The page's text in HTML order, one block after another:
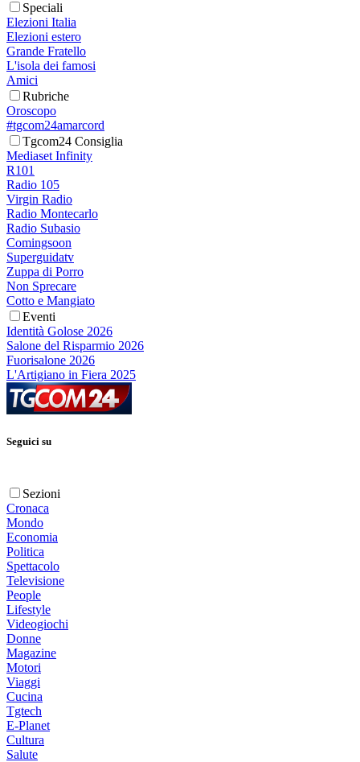
Speciali
Elezioni Italia
Elezioni estero
Grande Fratello
L'isola dei famosi
Amici
Rubriche
Oroscopo
#tgcom24amarcord
Tgcom24 Consiglia
Mediaset Infinity
R101
Radio 105
Virgin Radio
Radio Montecarlo
Radio Subasio
Comingsoon
Superguidatv
Zuppa di Porro
Non Sprecare
Cotto e Mangiato
Eventi
Identità Golose 2026
Salone del Risparmio 2026
Fuorisalone 2026
L'Artigiano in Fiera 2025
Seguici su
Sezioni
Cronaca
Mondo
Economia
Politica
Spettacolo
Televisione
People
Lifestyle
Videogiochi
Donne
Magazine
Motori
Viaggi
Cucina
Tgtech
E-Planet
Cultura
Salute